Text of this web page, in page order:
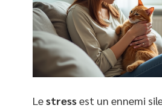
Lestressest un ennemi